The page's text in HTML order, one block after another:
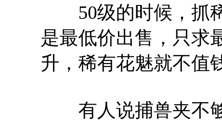
50级的时候，抓稀
是最低价出售，只求
升，稀有花魅就不值
有人说捕兽夹不